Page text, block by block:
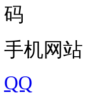
手机网站
QQ